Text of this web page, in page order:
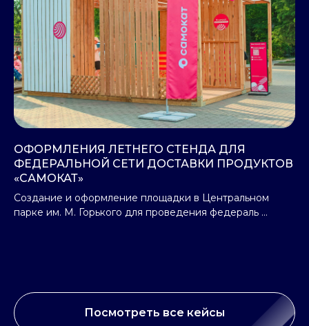
ОФОРМЛЕНИЯ ЛЕТНЕГО СТЕНДА ДЛЯ
ФЕДЕРАЛЬНОЙ СЕТИ ДОСТАВКИ ПРОДУКТОВ
«САМОКАТ»
Создание и оформление площадки в Центральном
парке им. М. Горького для проведения федераль ...
Посмотреть все кейсы